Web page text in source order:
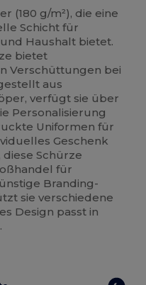
(180 g/m²), die eine
Schicht für
Haushalt bietet.
bietet
Verschüttungen bei
aus
verfügt sie über
Personalisierung
Uniformen für
Geschenk
Schürze
für
Branding-
sie verschiedene
Design passt in